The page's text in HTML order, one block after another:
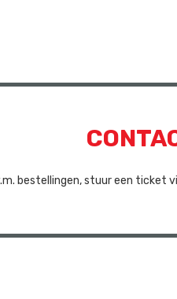
bestellingen, stuur een ticket